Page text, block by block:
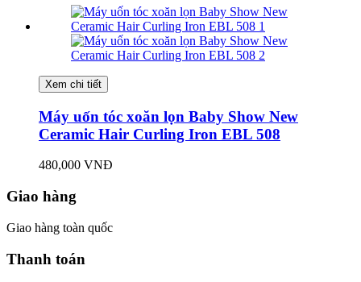
Xem chi tiết
Máy uốn tóc xoăn lọn Baby Show New
Ceramic Hair Curling Iron EBL 508
480,000 VNĐ
Giao hàng
Giao hàng toàn quốc
Thanh toán